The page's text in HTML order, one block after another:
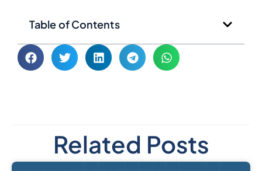
Table of Contents
Related Posts